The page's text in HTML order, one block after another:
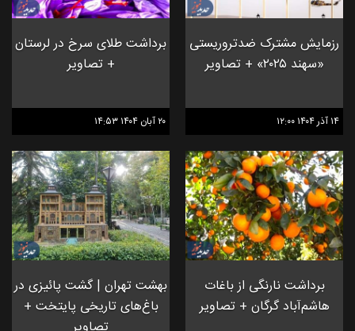
رزمایش مشترک ضدتروریستی
«سهند ۲۰۲۵» + تصاویر
۱۴ آذر ۱۴۰۴ ۱۲:۰۰
برداشت طلای سرخ در لرستان
+ تصاویر
۲۰ آبان ۱۴۰۴ ۱۴:۵۳
برداشت نارنگی از باغات
هاشم‌آباد گرگان + تصاویر
بهشت تهران | گشت پائیزی در
باغ‌های تاریخی پایتخت +